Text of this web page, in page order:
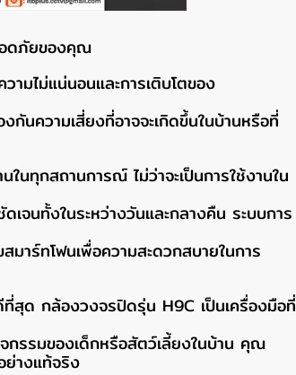
ดภัยของคุณ
มไม่แน่นอนและการเติบโตของ
นความเสี่ยงที่อาจจะเกิดขึ้นในบ้านหรือที่
นทุกสถานการณ์ ไม่ว่าจะเป็นการใช้งานใน
จนทั้งในระหว่างวันและกลางคืน ระบบการ
าร์ทโฟนเพื่อความสะดวกสบายในการ
สุด กล้องวงจรปิดรุ่น H9C เป็นเครื่องมือที่
กรรมของเด็กหรือสัตว์เลี้ยงในบ้าน คุณ
างแท้จริง